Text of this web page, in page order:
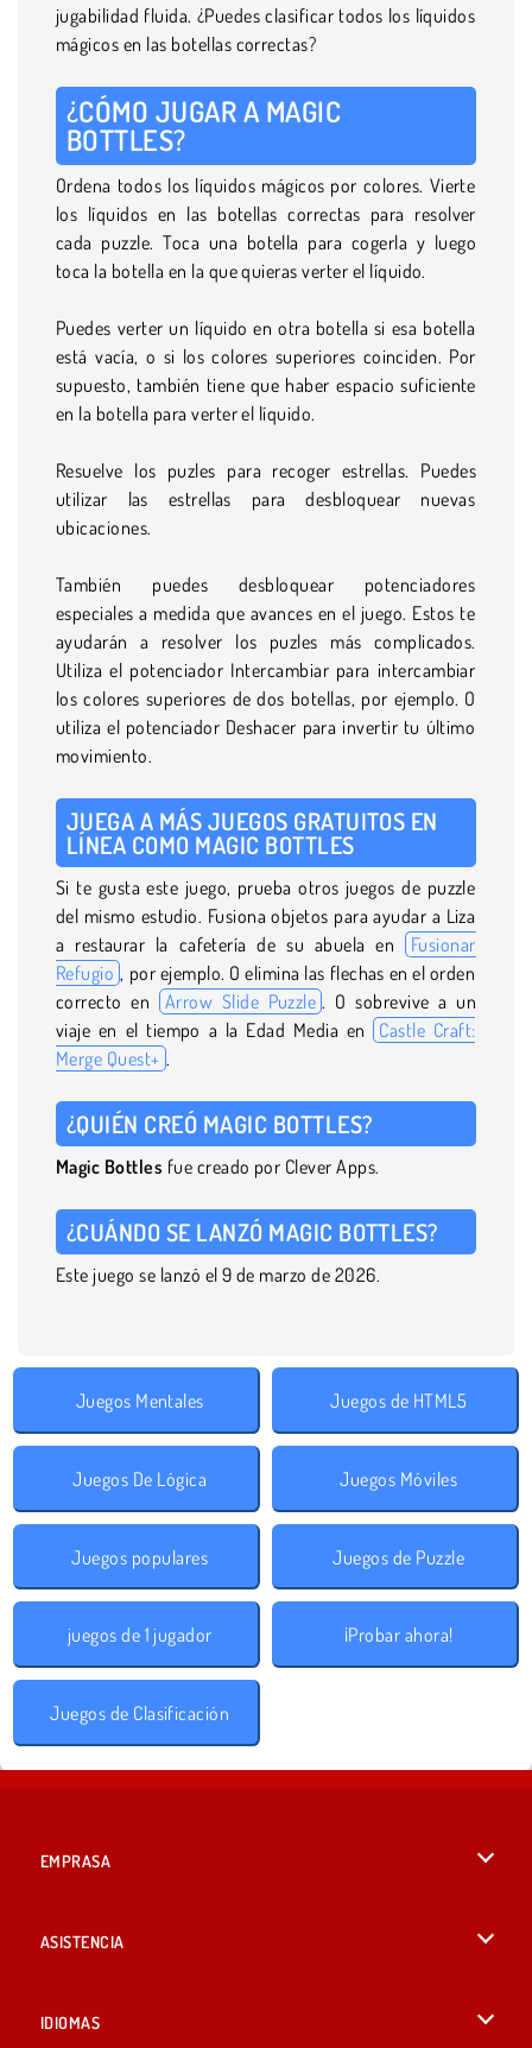
jugabilidad fluida. ¿Puedes clasificar todos los líquidos
mágicos en las botellas correctas?
¿CÓMO JUGAR A MAGIC
BOTTLES?
Ordena todos los líquidos mágicos por colores. Vierte
los líquidos en las botellas correctas para resolver
cada puzzle. Toca una botella para cogerla y luego
toca la botella en la que quieras verter el líquido.
Puedes verter un líquido en otra botella si esa botella
está vacía, o si los colores superiores coinciden. Por
supuesto, también tiene que haber espacio suficiente
en la botella para verter el líquido.
Resuelve los puzles para recoger estrellas. Puedes
utilizar las estrellas para desbloquear nuevas
ubicaciones.
También puedes desbloquear potenciadores
especiales a medida que avances en el juego. Estos te
ayudarán a resolver los puzles más complicados.
Utiliza el potenciador Intercambiar para intercambiar
los colores superiores de dos botellas, por ejemplo. O
utiliza el potenciador Deshacer para invertir tu último
movimiento.
JUEGA A MÁS JUEGOS GRATUITOS EN
LÍNEA COMO MAGIC BOTTLES
Si te gusta este juego, prueba otros juegos de puzzle
del mismo estudio. Fusiona objetos para ayudar a Liza
a restaurar la cafetería de su abuela en
Fusionar
Refugio , por ejemplo. O elimina las flechas en el orden
correcto en
Arrow Slide Puzzle . O sobrevive a un
viaje en el tiempo a la Edad Media en Castle Craft:
Merge Quest+ .
¿QUIÉN CREÓ MAGIC BOTTLES?
Magic Bottles fue creado por Clever Apps.
¿CUÁNDO SE LANZÓ MAGIC BOTTLES?
Este juego se lanzó el 9 de marzo de 2026.
Juegos Mentales Juegos de HTML5
Juegos De Lógica Juegos Móviles
Juegos populares Juegos de Puzzle
juegos de 1 jugador ¡Probar ahora!
Juegos de Clasificación
EMPRASA
ASISTENCIA
IDIOMAS